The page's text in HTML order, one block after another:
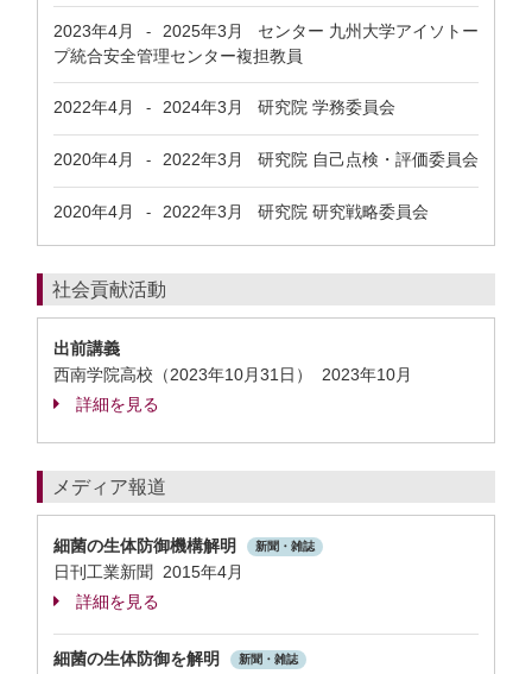
2023年4月 - 2025年3月
センター 九州大学アイソトー
プ統合安全管理センター複担教員
2022年4月 - 2024年3月 研究院 学務委員会
2020年4月 - 2022年3月 研究院 自己点検・評価委員会
2020年4月 - 2022年3月 研究院 研究戦略委員会
社会貢献活動
出前講義
西南学院高校（2023年10月31日） 2023年10月
詳細を見る
メディア報道
細菌の生体防御機構解明 新聞・雑誌
日刊工業新聞 2015年4月
詳細を見る
細菌の生体防御を解明 新聞・雑誌